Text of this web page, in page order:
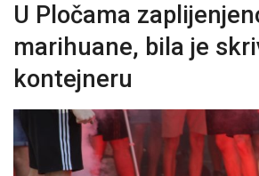
U Pločama
marihuane, bila je
kontejneru